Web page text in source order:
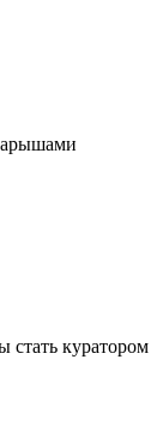
стать куратором